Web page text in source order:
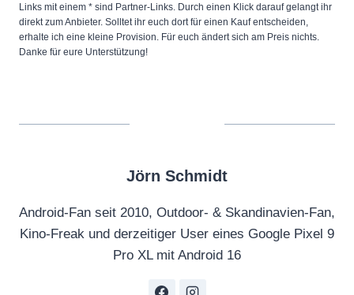
Links mit einem * sind Partner-Links. Durch einen Klick darauf gelangt ihr
direkt zum Anbieter. Solltet ihr euch dort für einen Kauf entscheiden,
erhalte ich eine kleine Provision. Für euch ändert sich am Preis nichts.
Danke für eure Unterstützung!
Jörn Schmidt
Android-Fan seit 2010, Outdoor- & Skandinavien-Fan,
Kino-Freak und derzeitiger User eines Google Pixel 9
Pro XL mit Android 16